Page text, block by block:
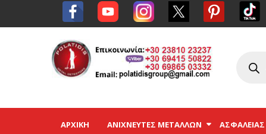
ΑΡΧΙΚΉ ΑΝΙΧΝΕΥΤΈΣ ΜΕΤΆΛΛΩΝ ΑΣΦΑΛΕΊΑΣ